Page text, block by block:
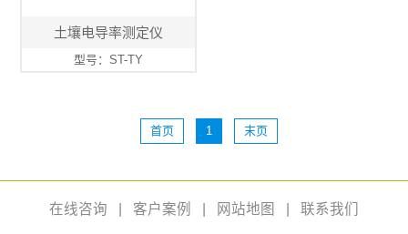
土壤电导率测定仪
型号：ST-TY
首页 1 末页
在线咨询 客户案例 网站地图 联系我们